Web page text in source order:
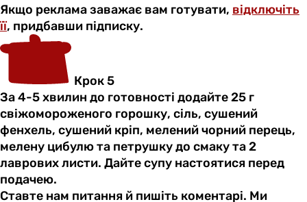
Якщо реклама заважає вам готувати, відключіть
її, придбавши підписку.
Крок 5
За 4-5 хвилин до готовності додайте 25 г
свіжомороженого горошку, сіль, сушений
фенхель, сушений кріп, мелений чорний перець,
мелену цибулю та петрушку до смаку та 2
лаврових листи. Дайте супу настоятися перед
подачею.
Ставте нам питання й пишіть коментарі. Ми